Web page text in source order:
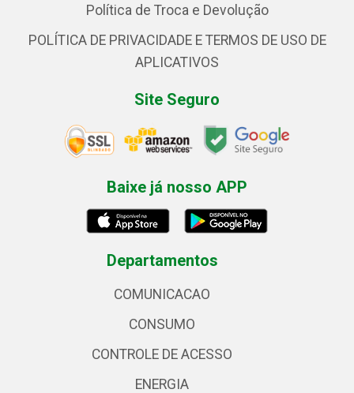
Política de Troca e Devolução
POLÍTICA DE PRIVACIDADE E TERMOS DE USO DE
APLICATIVOS
Site Seguro
Baixe já nosso APP
Departamentos
COMUNICACAO
CONSUMO
CONTROLE DE ACESSO
ENERGIA